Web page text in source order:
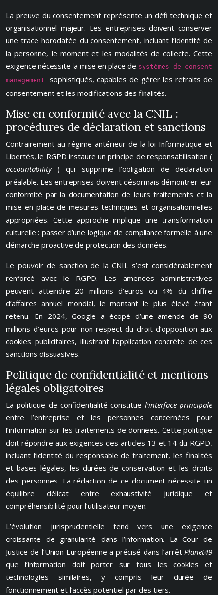
La preuve du consentement représente un défi technique et
organisationnel majeur. Les entreprises doivent conserver
une trace horodatée du consentement, incluant l’identité de
la personne, le moment et les modalités de collecte. Cette
exigence nécessite la mise en place de systèmes de consent
management sophistiqués, capables de gérer les retraits de
consentement et les modifications des finalités.
Mise en conformité avec la CNIL :
procédures de déclaration et sanctions
Contrairement au régime antérieur de la loi Informatique et
Libertés, le RGPD instaure un principe de responsabilisation (
accountability) qui supprime l’obligation de déclaration
préalable. Les entreprises doivent désormais démontrer leur
conformité par la documentation de leurs traitements et la
mise en place de mesures techniques et organisationnelles
appropriées. Cette approche implique une transformation
culturelle : passer d’une logique de compliance formelle à une
démarche proactive de protection des données.
Le pouvoir de sanction de la CNIL s’est considérablement
renforcé avec le RGPD. Les amendes administratives
peuvent atteindre 20 millions d’euros ou 4% du chiffre
d’affaires annuel mondial, le montant le plus élevé étant
retenu. En 2024, Google a écopé d’une amende de 90
millions d’euros pour non-respect du droit d’opposition aux
cookies publicitaires, illustrant l’application concrète de ces
sanctions dissuasives.
Politique de confidentialité et mentions
légales obligatoires
La politique de confidentialité constitue l’interface principale
entre l’entreprise et les personnes concernées pour
l’information sur les traitements de données. Cette politique
doit répondre aux exigences des articles 13 et 14 du RGPD,
incluant l’identité du responsable de traitement, les finalités
et bases légales, les durées de conservation et les droits
des personnes. La rédaction de ce document nécessite un
équilibre délicat entre exhaustivité juridique et
compréhensibilité pour l’utilisateur moyen.
L’évolution jurisprudentielle tend vers une exigence
croissante de granularité dans l’information. La Cour de
Justice de l’Union Européenne a précisé dans l’arrêt Planet49
que l’information doit porter sur tous les cookies et
technologies similaires, y compris leur durée de
fonctionnement et l’accès potentiel par des tiers.